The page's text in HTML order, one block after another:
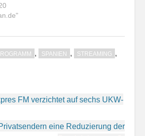
, SPANIEN , STREAMING ,
FM verzichtet auf sechs UKW-
eine Reduzierung der